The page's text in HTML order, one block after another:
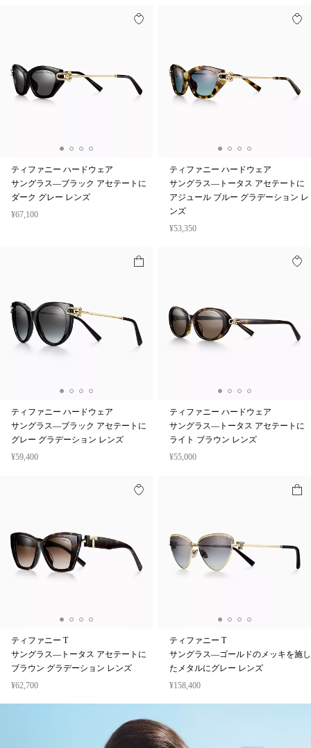
ティファニー ハードウェア
サングラス—ブラック アセテートに
ダーク グレー レンズ
¥67,100
ティファニー ハードウェア
サングラス—トータス アセテートに
アジュール ブルー グラデーション レ
ンズ
¥53,350
ティファニー ハードウェア
サングラス—ブラック アセテートに
グレー グラデーション レンズ
¥59,400
ティファニー ハードウェア
サングラス—トータス アセテートに
ライト ブラウン レンズ
¥55,000
ティファニー T
サングラス—トータス アセテートに
ブラウン グラデーション レンズ
¥62,700
ティファニー T
サングラス—ゴールドのメッキを施し
たメタルにグレー レンズ
¥158,400